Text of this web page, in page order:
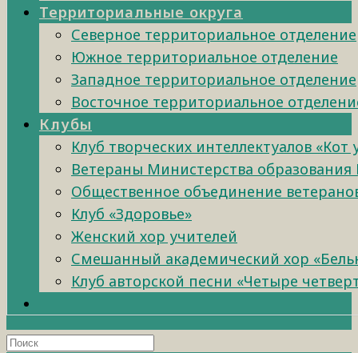
Территориальные округа
Северное территориальное отделение
Южное территориальное отделение
Западное территориальное отделение
Восточное территориальное
Клубы
Клуб творческих интеллектуалов «Кот
Ветераны Министерства образования
Общественное объединение
Клуб «Здоровье»
Женский хор учителей
Смешанный академический хор
Клуб авторской песни «Четыре